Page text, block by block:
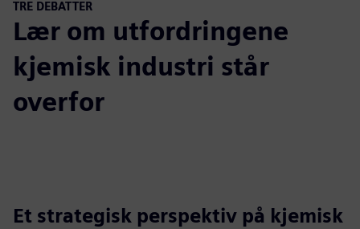
TRE DEBATTER
Lær om utfordringene
kjemisk industri står
overfor
Et strategisk perspektiv på kjemisk